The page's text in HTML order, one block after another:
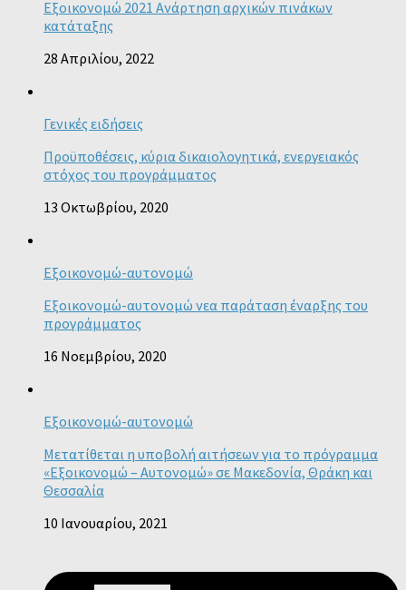
Εξοικονομώ 2021 Ανάρτηση αρχικών πινάκων
κατάταξης
28 Απριλίου, 2022
Γενικές ειδήσεις
Προϋποθέσεις, κύρια δικαιολογητικά, ενεργειακός
στόχος του προγράμματος
13 Οκτωβρίου, 2020
Εξοικονομώ-αυτονομώ
Εξοικονομώ-αυτονομώ νεα παράταση έναρξης του
προγράμματος
16 Νοεμβρίου, 2020
Εξοικονομώ-αυτονομώ
Μετατίθεται η υποβολή αιτήσεων για το πρόγραμμα
«Εξοικονομώ – Αυτονομώ» σε Μακεδονία, Θράκη και
Θεσσαλία
10 Ιανουαρίου, 2021